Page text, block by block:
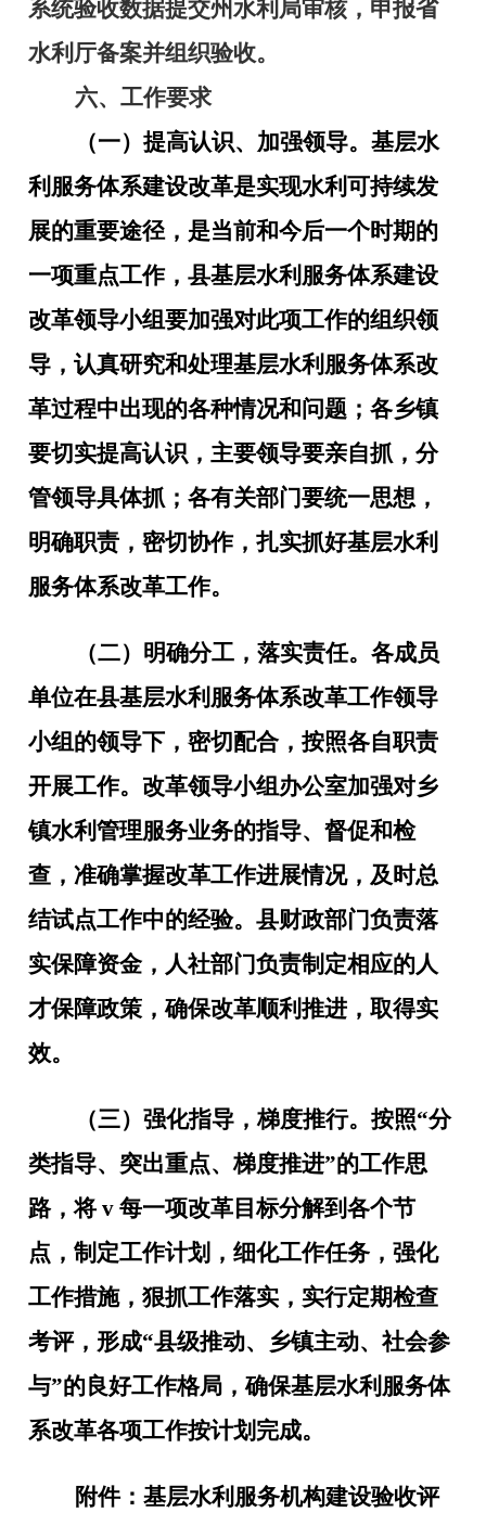
系统验收数据提交州水利局审核，申报省
水利厅备案并组织验收。
六、工作要求
（一）提高认识、加强领导。 基层水
利服务体系建设改革是实现水利可持续发
展的重要途径，是当前和今后一个时期的
一项重点工作，县基层水利服务体系建设
改革领导小组要加强对此项工作的组织领
导，认真研究和处理基层水利服务体系改
革过程中出现的各种情况和问题；各乡镇
要切实提高认识，主要领导要亲自抓，分
管领导具体抓；各有关部门要统一思想，
明确职责，密切协作，扎实抓好基层水利
服务体系改革工作。
（二）明确分工，落实责任。 各成员
单位在县基层水利服务体系改革工作领导
小组的领导下，密切配合，按照各自职责
开展工作。改革领导小组办公室加强对乡
镇水利管理服务业务的指导、督促和检
查，准确掌握改革工作进展情况，及时总
结试点工作中的经验。县财政部门负责落
实保障资金，人社部门负责制定相应的人
才保障政策，确保改革顺利推进，取得实
效。
（三）强化指导，梯度推行。按照“分
类指导、突出重点、梯度推进”的工作思
路，将 v每一项改革目标分解到各个节
点，制定工作计划，细化工作任务，强化
工作措施，狠抓工作落实，实行定期检查
考评，形成“县级推动、乡镇主动、社会参
与”的良好工作格局，确保基层水利服务体
系改革各项工作按计划完成。
附件： 基层水利服务机构建设验收评